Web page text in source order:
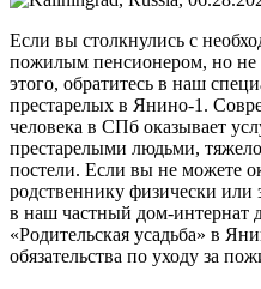
Если вы столкнулись с
пожилым пенсионером, но не
этого, обратитесь в наш
престарелых в Янино-1.
человека в СПб оказывает
престарелыми людьми,
постели. Если вы не можете
родственнику физически или
в наш частный дом-интернат
«Родительская усадьба» в
обязательства по уходу за